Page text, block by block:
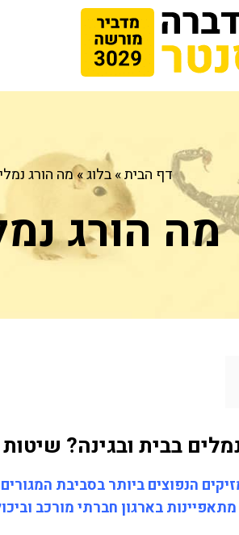
דף הבית»בלוג»מה הורג
מה הורג
בבית ובגינה?
הנפוצים ביותר בסביבת
בארגון חברתי מורכב